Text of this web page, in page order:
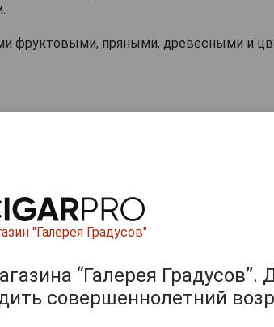
фруктовыми, пряными, древесными и
"Галерея Градусов"
“Галерея Градусов”.
совершеннолетний